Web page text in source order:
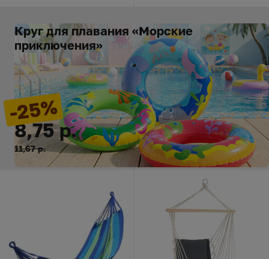
Круг для плавания «Морские
приключения»
-25%
8,75 р.
11,67 р.